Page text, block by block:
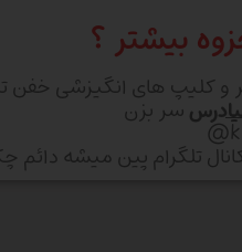
بیشتر ؟
و کلیپ های انگیزشی خفن
سر بزن
تلگرام پین میشه